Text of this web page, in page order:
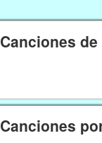
Canciones
Canciones